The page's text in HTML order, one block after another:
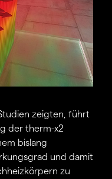
zeigten, führt
der therm-x2
bislang
und damit
zu